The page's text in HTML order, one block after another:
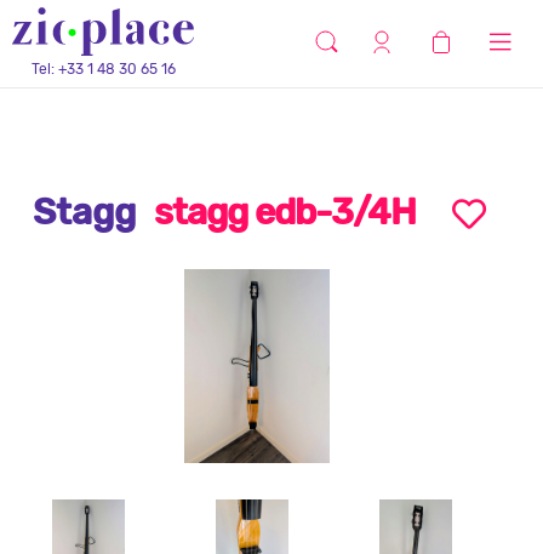
Tel: +33 1 48 30 65 16
Stagg stagg edb-3/4H